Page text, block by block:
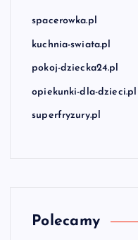
spacerowka.pl
kuchnia-swiata.pl
pokoj-dziecka24.pl
opiekunki-dla-dzieci.pl
superfryzury.pl
Polecamy